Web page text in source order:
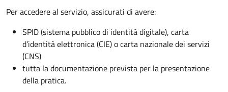
Per accedere al servizio, assicurati di avere:
SPID (sistema pubblico di identità digitale), carta
d’identità elettronica (CIE) o carta nazionale dei servizi
(CNS)
tutta la documentazione prevista per la presentazione
della pratica.